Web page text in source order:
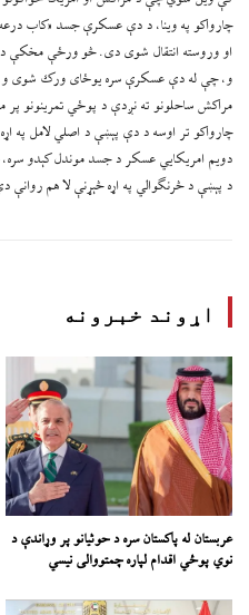
چارواکو په وینا، د دې عسکرې جسد «کاب
او وروسته انتقال شوی دی. څو ورځې مخکې
و، چې له دې عسکرې سره یوځای ورک شوی و.
مراکش ساحلونو ته نږدې د پوځي تمرینونو پر
چارواکو تر اوسه د دې پېښې د اصلي لامل په
دویم امریکایي عسکر د جسد موندل کېدو
د پېښې د څرنګوالي په اړه څېړنې لا هم روانې
اړوند خبرونه
عربستان له پاکستان سره د حوثیانو پر وړاندې د
نوي پوځي اقدام لپاره چمتووالی نیسي